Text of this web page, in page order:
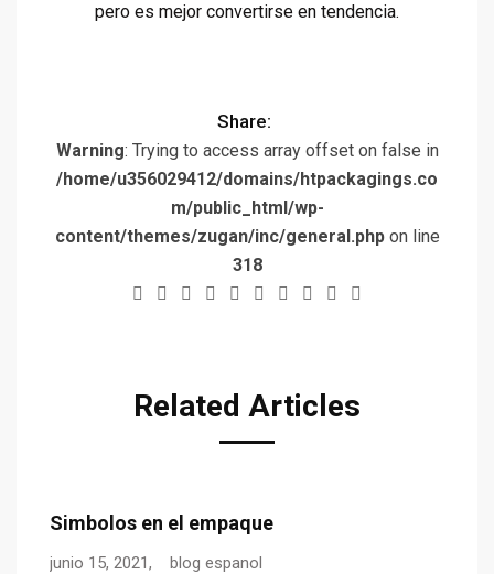
pero es mejor convertirse en tendencia.
Share:
Warning: Trying to access array offset on false in
/home/u356029412/domains/htpackagings.co
m/public_html/wp-
content/themes/zugan/inc/general.phpon line
318
Related Articles
Laminación Brillante Vs Mate
junio 1, 2021, blog espanol